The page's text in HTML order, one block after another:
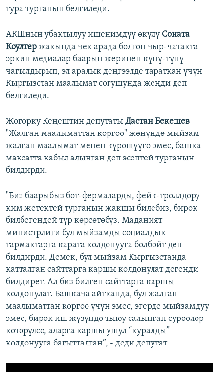
тура турганын белгиледи.
АКШнын убактылуу ишенимдүү өкүлү Соната
Коултер жакында чек арада болгон чыр-чатакта
эркин медиалар баарын жеринен күнү-түнү
чагылдырып, эл аралык деңгээлде тараткан үчүн
Кыргызстан маалымат согушунда жеңди деп
белгиледи.
Жогорку Кеңештин депутаты Дастан Бекешев
"Жалган маалыматтан коргоо" жөнүндө мыйзам
жалган маалымат менен күрөшүүгө эмес, башка
максатта кабыл алынган деп эсептей турганын
билдирди.
"Биз баарыбыз бот-фермаларды, фейк-троллдору
ким жетектей турганын жакшы билебиз, бирок
билбегендей түр көрсөтөбүз. Маданият
министрлиги бул мыйзамды социалдык
тармактарга карата колдонууга болбойт деп
билдирди. Демек, бул мыйзам Кыргызстанда
катталган сайттарга каршы колдонулат дегенди
билдирет. Ал биз билген сайттарга каршы
колдонулат. Башкача айтканда, бул жалган
маалыматтан коргоо үчүн эмес, эгерде мыйзамдуу
эмес, бирок иш жүзүндө тыюу салынган суроолор
көтөрүлсө, аларга каршы ушул “куралды”
колдонууга багытталган”, - деди депутат.